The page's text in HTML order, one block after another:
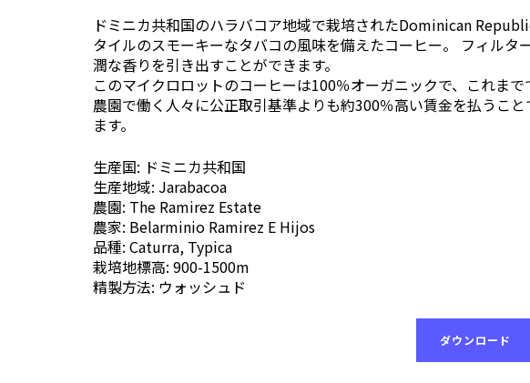
ドミニカ共和国のハラバコア地域で栽培されたDominican
タイルのスモーキーなタバコの風味を備えたコーヒー。 フィル
潤な香りを引き出すことができます。
このマイクロロットのコーヒーは100％オーガニックで、これま
農園で働く人々に公正取引基準よりも約300％高い賃金を払うこ
ます。
生産国: ドミニカ共和国
生産地域: Jarabacoa
農園: The Ramirez Estate
農家: Belarminio Ramirez E Hijos
品種: Caturra, Typica
栽培地標高: 900-1500m
精製方法: ウォッシュド
ダウンロード